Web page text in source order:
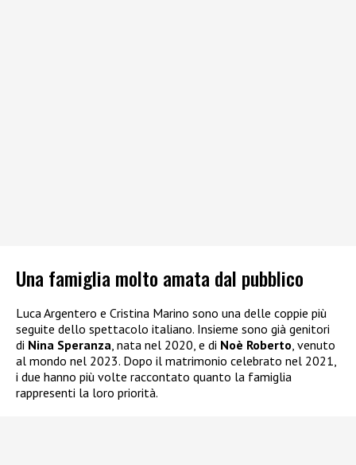
Una famiglia molto amata dal pubblico
Luca Argentero e Cristina Marino sono una delle coppie più
seguite dello spettacolo italiano. Insieme sono già genitori
di Nina Speranza, nata nel 2020, e di Noè Roberto, venuto
al mondo nel 2023. Dopo il matrimonio celebrato nel 2021,
i due hanno più volte raccontato quanto la famiglia
rappresenti la loro priorità.